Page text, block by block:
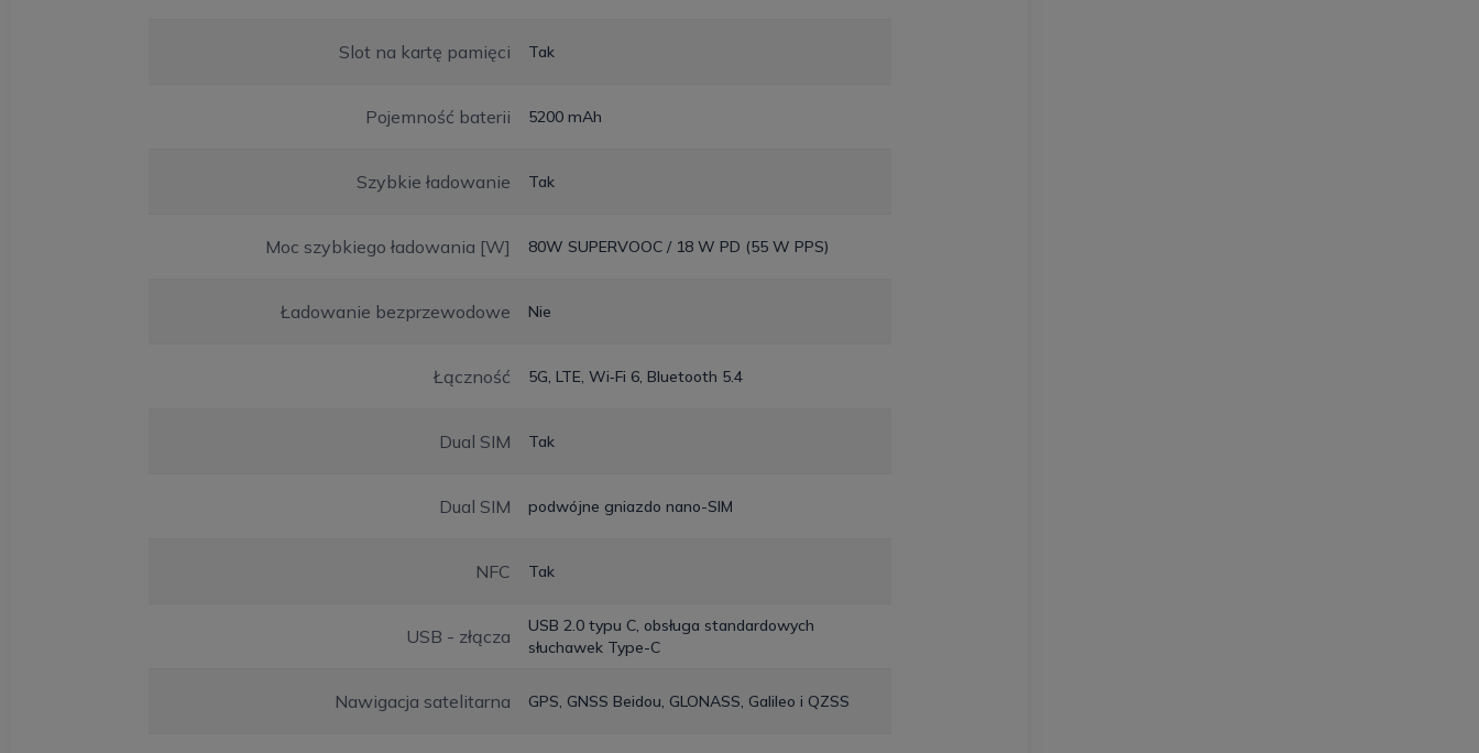
Slot na kartę pamięci Tak
Pojemność baterii 5200 mAh
Szybkie ładowanie Tak
Moc szybkiego ładowania [W] 80W SUPERVOOC / 18 W PD (55 W PPS)
Ładowanie bezprzewodowe Nie
Łączność 5G, LTE, Wi‑Fi 6, Bluetooth 5.4
Dual SIM Tak
Dual SIM podwójne gniazdo nano-SIM
NFC Tak
USB - złącza
USB 2.0 typu C, obsługa standardowych
słuchawek Type-C
Nawigacja satelitarna GPS, GNSS Beidou, GLONASS, Galileo i QZSS